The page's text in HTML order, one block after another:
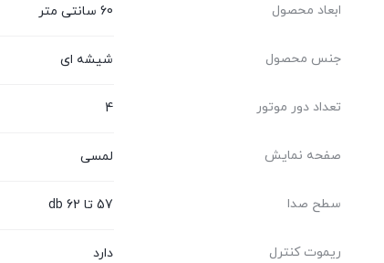
ابعاد محصول 60 سانتی متر
جنس محصول شیشه ای
تعداد دور موتور 4
صفحه نمایش لمسی
سطح صدا 57 تا 62 db
ریموت کنترل دارد